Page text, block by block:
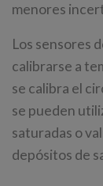
menores
Los sensores
calibrarse a
se calibra el
se pueden
saturadas o
depósitos de